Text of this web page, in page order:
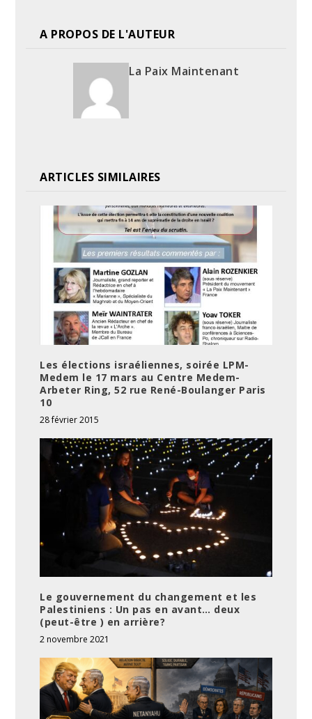
A PROPOS DE L'AUTEUR
La Paix Maintenant
ARTICLES SIMILAIRES
Les élections israéliennes, soirée LPM-
Medem le 17 mars au Centre Medem-
Arbeter Ring, 52 rue René-Boulanger Paris
10
28 février 2015
Le gouvernement du changement et les
Palestiniens : Un pas en avant… deux
(peut-être ) en arrière?
2 novembre 2021